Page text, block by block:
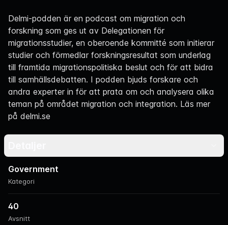
Navigation
Delmi-podden är en podcast om migration och
forskning som ges ut av Delegationen för
migrationsstudier, en oberoende kommitté som initierar
studier och förmedlar forskningsresultat som underlag
till framtida migrationspolitiska beslut och för att bidra
till samhällsdebatten. I podden bjuds forskare och
andra experter in för att prata om och analysera olika
teman på området migration och integration. Läs mer
på delmi.se
Kategori
Government
Avsnitt
40